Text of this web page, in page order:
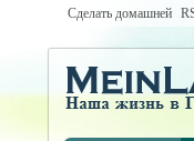
Сделать домашней